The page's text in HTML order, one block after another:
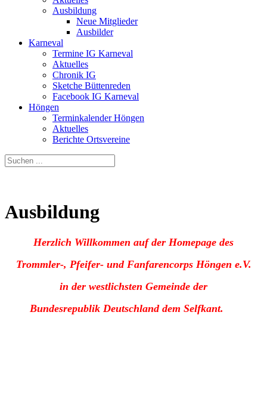
Ausbildung
Neue Mitglieder
Ausbilder
Karneval
Termine IG Karneval
Aktuelles
Chronik IG
Sketche Büttenreden
Facebook IG Karneval
Höngen
Terminkalender Höngen
Aktuelles
Berichte Ortsvereine
Ausbildung
Herzlich Willkommen auf der Homepage des
Trommler-, Pfeifer- und Fanfarencorps Höngen e.V.
in der westlichsten Gemeinde der
Bundesrepublik Deutschland dem Selfkant.